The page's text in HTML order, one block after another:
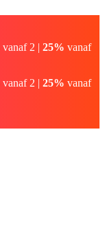
vanaf 2 | 25% vanaf
vanaf 2 | 25% vanaf